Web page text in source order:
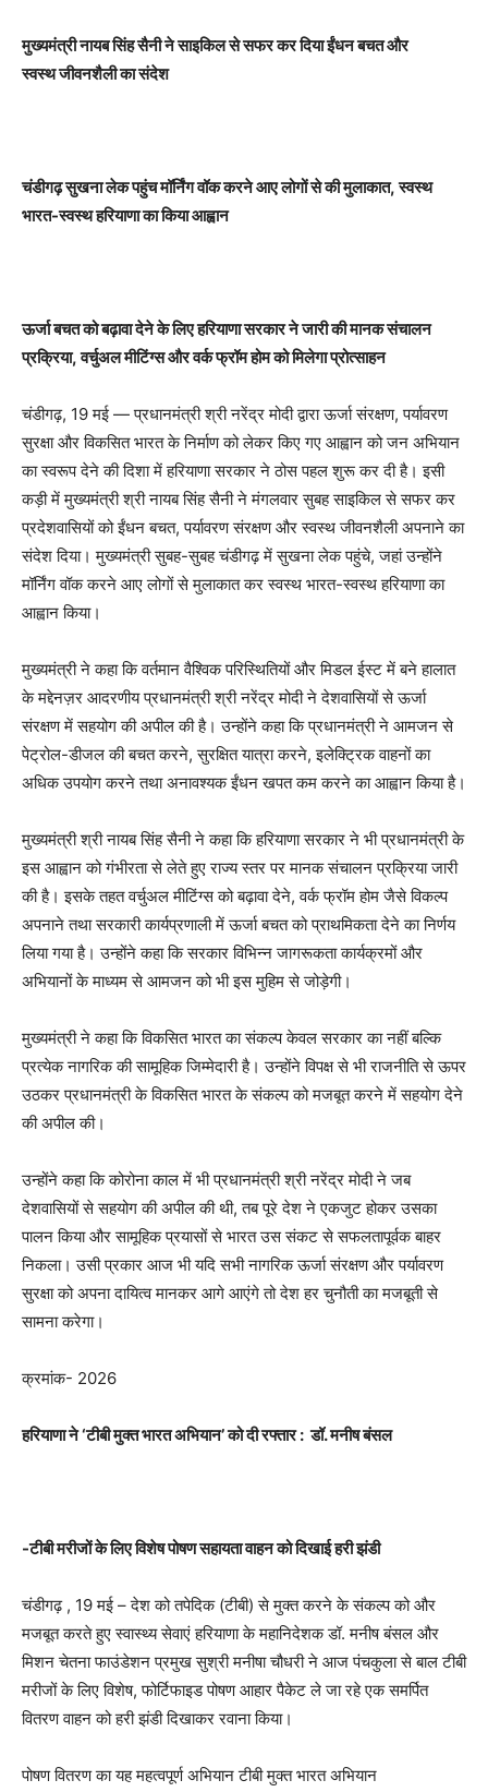
मुख्यमंत्री नायब सिंह सैनी ने साइकिल से सफर कर दिया ईंधन बचत और
स्वस्थजीवनशैलीका संदेश
चंडीगढ़ सुखना लेक पहुंच मॉर्निंग वॉक करने आए लोगों से की मुलाकात, स्वस्थ
भारत-स्वस्थ हरियाणा का किया आह्वान
ऊर्जा बचत को बढ़ावा देने के लिए हरियाणा सरकार ने जारी की मानक संचालन
प्रक्रिया, वर्चुअलमीटिंग्सऔर वर्क फ्रॉम होम को मिलेगा प्रोत्साहन
चंडीगढ़, 19 मई — प्रधानमंत्री श्री नरेंद्र मोदी द्वारा ऊर्जा संरक्षण, पर्यावरण
सुरक्षा और विकसित भारत के निर्माण को लेकर किए गए आह्वान को जन अभियान
का स्वरूप देने की दिशा में हरियाणा सरकार ने ठोस पहल शुरू कर दी है। इसी
कड़ी में मुख्यमंत्री श्री नायब सिंह सैनी ने मंगलवार सुबह साइकिल से सफर कर
प्रदेशवासियों को ईंधन बचत, पर्यावरण संरक्षण और स्वस्थ जीवनशैली अपनाने का
संदेश दिया। मुख्यमंत्री सुबह-सुबह चंडीगढ़ में सुखना लेक पहुंचे, जहां उन्होंने
मॉर्निंग वॉक करने आए लोगों से मुलाकात कर स्वस्थ भारत-स्वस्थ हरियाणा का
आह्वान किया।
मुख्यमंत्री ने कहा कि वर्तमान वैश्विक परिस्थितियों औरमिडलईस्ट में बने हालात
केमद्देनज़र आदरणीय प्रधानमंत्री श्री नरेंद्र मोदी ने देशवासियों से ऊर्जा
संरक्षण में सहयोग की अपील की है। उन्होंने कहा कि प्रधानमंत्री ने आमजन से
पेट्रोल-डीजल की बचत करने, सुरक्षित यात्रा करने, इलेक्ट्रिक वाहनों का
अधिक उपयोग करने तथा अनावश्यक ईंधन खपत कम करने का आह्वान किया है।
मुख्यमंत्री श्री नायब सिंह सैनी ने कहा कि हरियाणा सरकार ने भी प्रधानमंत्री के
इस आह्वान को गंभीरता से लेते हुए राज्य स्तर पर मानक संचालन प्रक्रिया जारी
की है। इसके तहत वर्चुअलमीटिंग्सको बढ़ावा देने, वर्क फ्रॉम होम जैसे विकल्प
अपनाने तथा सरकारी कार्यप्रणाली में ऊर्जा बचत को प्राथमिकता देने का निर्णय
लिया गया है। उन्होंने कहा कि सरकार विभिन्न जागरूकता कार्यक्रमों और
अभियानों के माध्यम से आमजन को भी इस मुहिम से जोड़ेगी।
मुख्यमंत्री ने कहा कि विकसित भारत का संकल्प केवल सरकार का नहीं बल्कि
प्रत्येक नागरिक की सामूहिक जिम्मेदारी है। उन्होंने विपक्ष से भी राजनीति से ऊपर
उठकर प्रधानमंत्री के विकसित भारत के संकल्प को मजबूत करने में सहयोग देने
की अपील की।
उन्होंने कहा कि कोरोना काल में भी प्रधानमंत्री श्री नरेंद्र मोदी ने जब
देशवासियों से सहयोग की अपील की थी, तब पूरे देश ने एकजुट होकर उसका
पालन किया और सामूहिक प्रयासों से भारत उस संकट से सफलतापूर्वक बाहर
निकला। उसी प्रकार आज भी यदि सभी नागरिक ऊर्जा संरक्षण और पर्यावरण
सुरक्षा को अपना दायित्व मानकर आगे आएंगे तो देश हर चुनौती का मजबूती से
सामना करेगा।
क्रमांक- 2026
हरियाणा ने‘टीबी मुक्त भारत अभियान’ को दी रफ्तार : डॉ. मनीष बंसल
-टीबी मरीजों के लिए विशेष पोषण सहायता वाहन को दिखाई हरी झंडी
चंडीगढ़ , 19 मई – देश को तपेदिक (टीबी) से मुक्त करने के संकल्प को और
मजबूत करते हुए स्वास्थ्य सेवाएं हरियाणा के महानिदेशक डॉ. मनीष बंसल और
मिशन चेतना फाउंडेशन प्रमुख सुश्री मनीषा चौधरी ने आज पंचकुला से बाल टीबी
मरीजों के लिए विशेष, फोर्टिफाइड पोषण आहार पैकेट ले जा रहे एक समर्पित
वितरण वाहन को हरी झंडी दिखाकर रवाना किया।
पोषण वितरण का यह महत्वपूर्ण अभियान टीबी मुक्त भारत अभियान